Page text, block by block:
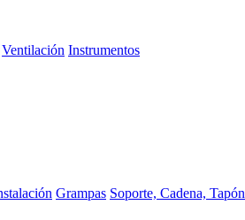
Ventilación Instrumentos
Grampas Soporte, Cadena, Tapón